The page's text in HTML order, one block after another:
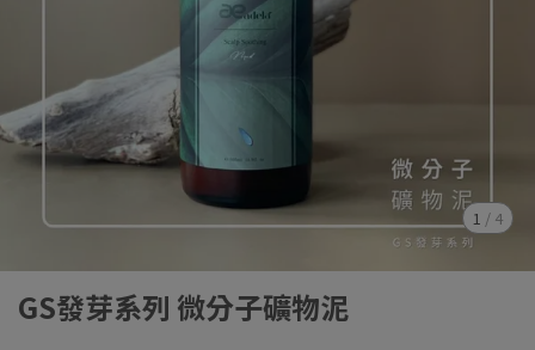
1 / 4
GS發芽系列 微分子礦物泥